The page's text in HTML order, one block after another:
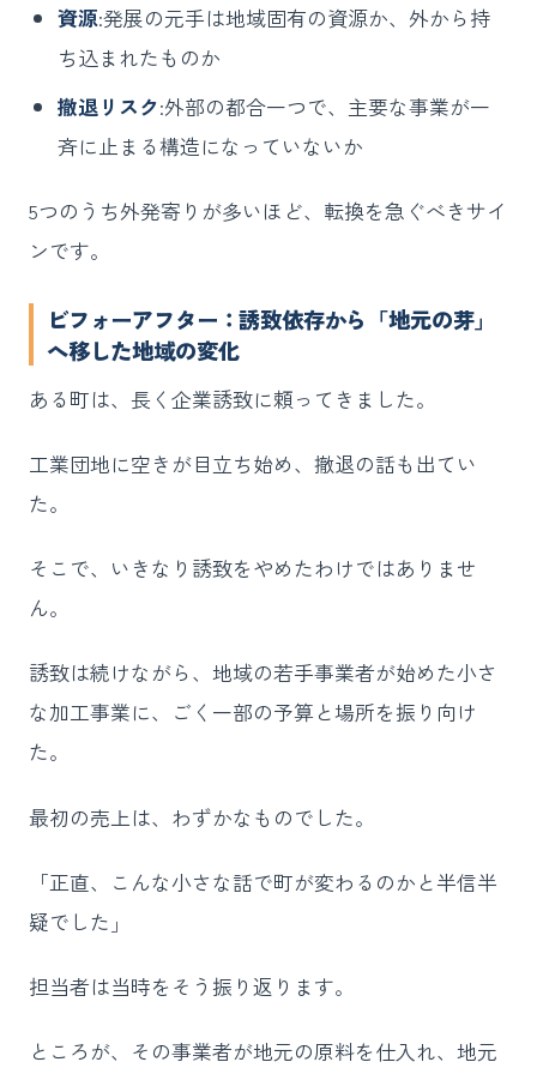
資源:発展の元手は地域固有の資源か、外から持
ち込まれたものか
撤退リスク:外部の都合一つで、主要な事業が一
斉に止まる構造になっていないか
5つのうち外発寄りが多いほど、転換を急ぐべきサイ
ンです。
ビフォーアフター：誘致依存から「地元の芽」
へ移した地域の変化
ある町は、長く企業誘致に頼ってきました。
工業団地に空きが目立ち始め、撤退の話も出てい
た。
そこで、いきなり誘致をやめたわけではありませ
ん。
誘致は続けながら、地域の若手事業者が始めた小さ
な加工事業に、ごく一部の予算と場所を振り向け
た。
最初の売上は、わずかなものでした。
「正直、こんな小さな話で町が変わるのかと半信半
疑でした」
担当者は当時をそう振り返ります。
ところが、その事業者が地元の原料を仕入れ、地元